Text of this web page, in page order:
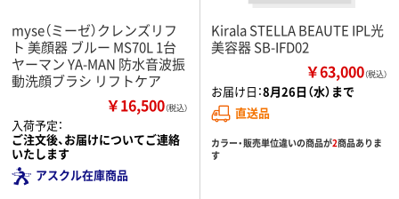
myse（ミーゼ）クレンズリフ
ト 美顔器 ブルー MS70L 1台
ヤーマン YA-MAN 防水音波振
動洗顔ブラシ リフトケア
￥16,500（税込）
入荷予定：
ご注文後、お届けについてご連絡
いたします
アスクル在庫商品
Kirala STELLA BEAUTE IPL光
美容器 SB-IFD02
￥63,000（税込）
お届け日：8月26日（水）まで
直送品
カラー・販売単位違いの商品が2商品ありま
す